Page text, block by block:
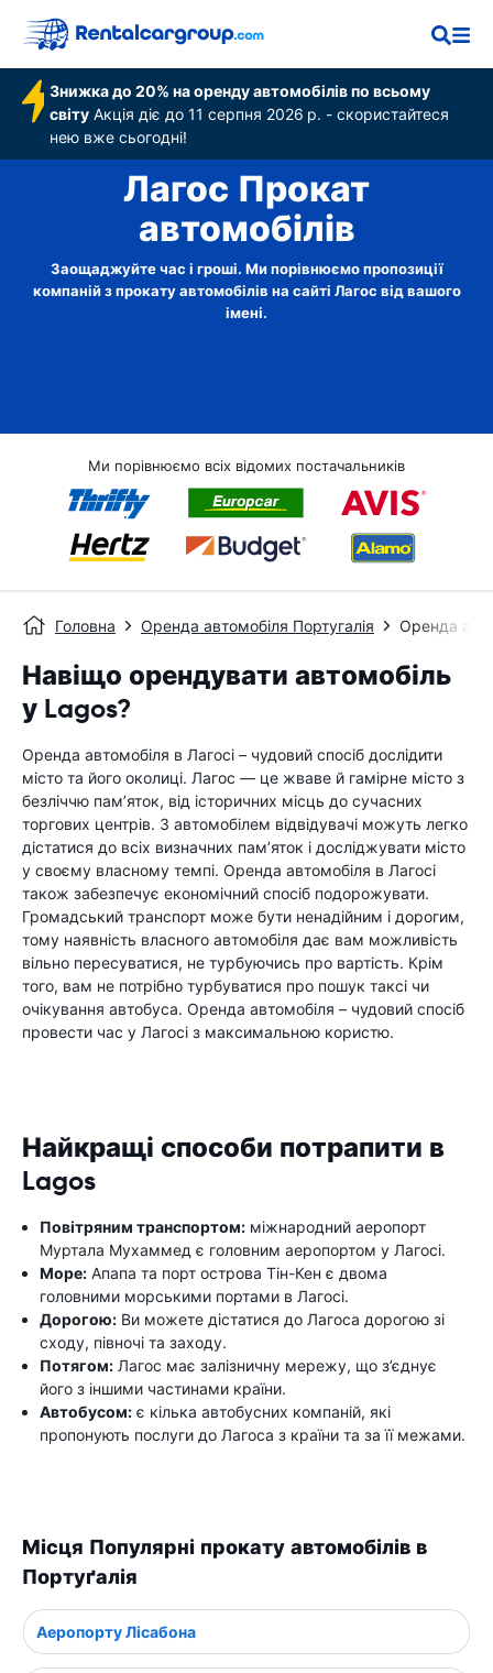
Знижка до 20% на оренду автомобілів по всьому
світу Акція діє до 11 серпня 2026 р. - скористайтеся
нею вже сьогодні!
Лагос Прокат
автомобілів
Заощаджуйте час і гроші. Ми порівнюємо пропозиції
компаній з прокату автомобілів на сайті Лагос від вашого
імені.
Ми порівнюємо всіх відомих постачальників
Головна Оренда автомобіля Португалія Оренда
Навіщо орендувати автомобіль
у Lagos?
Оренда автомобіля в Лагосі – чудовий спосіб дослідити
місто та його околиці. Лагос — це жваве й гамірне місто з
безліччю пам’яток, від історичних місць до сучасних
торгових центрів. З автомобілем відвідувачі можуть легко
дістатися до всіх визначних пам’яток і досліджувати місто
у своєму власному темпі. Оренда автомобіля в Лагосі
також забезпечує економічний спосіб подорожувати.
Громадський транспорт може бути ненадійним і дорогим,
тому наявність власного автомобіля дає вам можливість
вільно пересуватися, не турбуючись про вартість. Крім
того, вам не потрібно турбуватися про пошук таксі чи
очікування автобуса. Оренда автомобіля – чудовий спосіб
провести час у Лагосі з максимальною користю.
Найкращі способи потрапити в
Lagos
Повітряним транспортом: міжнародний аеропорт
Муртала Мухаммед є головним аеропортом у Лагосі.
Море: Апапа та порт острова Тін-Кен є двома
головними морськими портами в Лагосі.
Дорогою: Ви можете дістатися до Лагоса дорогою зі
сходу, півночі та заходу.
Потягом: Лагос має залізничну мережу, що з’єднує
його з іншими частинами країни.
Автобусом: є кілька автобусних компаній, які
пропонують послуги до Лагоса з країни та за її межами.
Місця Популярні прокату автомобілів в
Портуґалія
Аеропорту Лісабона